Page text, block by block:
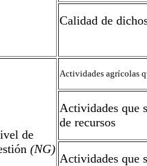
Calidad de
de
(NG)
Actividades agrícolas
Actividades que
de recursos
Actividades que